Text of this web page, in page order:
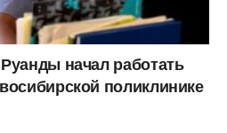
начал работать
поликлинике